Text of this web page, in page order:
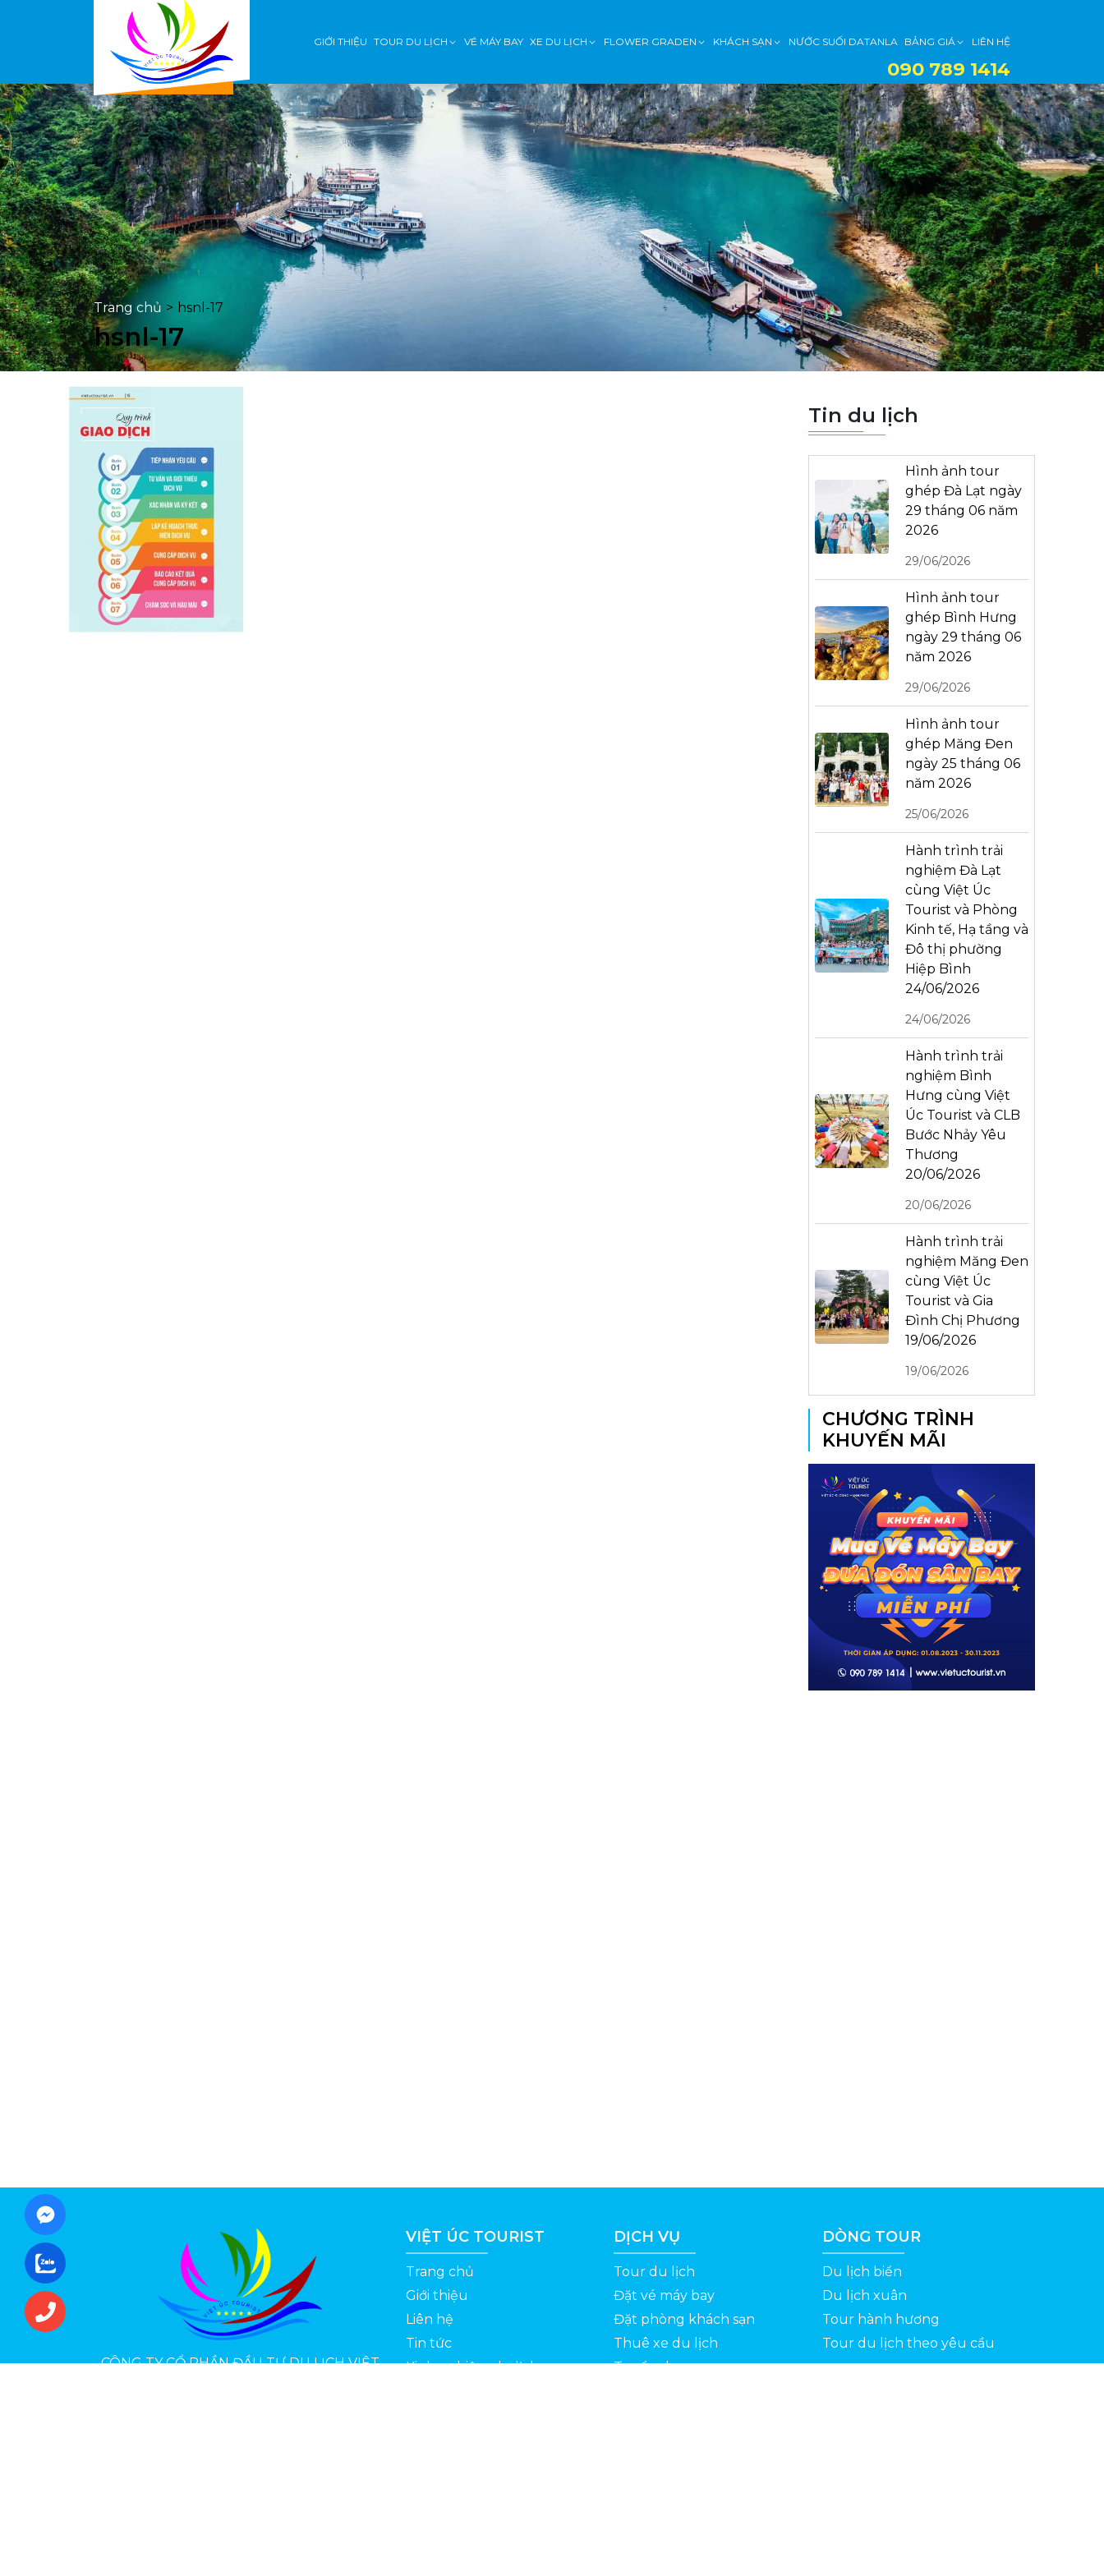
GIỚI THIỆU TOUR DU LỊCH VÉ MÁY BAY XE DU LỊCH FLOWER GRADEN KHÁCH SẠN NƯỚC SUỐI DATANLA BẢNG GIÁ LIÊN HỆ
090 789 1414
Trang chủ > hsnl-17
hsnl-17
Tin du lịch
Hình ảnh tour
ghép Đà Lạt ngày
29 tháng 06 năm
2026
29/06/2026
Hình ảnh tour
ghép Bình Hưng
ngày 29 tháng 06
năm 2026
29/06/2026
Hình ảnh tour
ghép Măng Đen
ngày 25 tháng 06
năm 2026
25/06/2026
Hành trình trải
nghiệm Đà Lạt
cùng Việt Úc
Tourist và Phòng
Kinh tế, Hạ tầng và
Đô thị phường
Hiệp Bình
24/06/2026
24/06/2026
Hành trình trải
nghiệm Bình
Hưng cùng Việt
Úc Tourist và CLB
Bước Nhảy Yêu
Thương
20/06/2026
20/06/2026
Hành trình trải
nghiệm Măng Đen
cùng Việt Úc
Tourist và Gia
Đình Chị Phương
19/06/2026
19/06/2026
CHƯƠNG TRÌNH
KHUYẾN MÃI
CÔNG TY CỔ PHẦN ĐẦU TƯ DU LỊCH VIỆT
VIỆT ÚC TOURIST
Trang chủ
Giới thiệu
Liên hệ
Tin tức
Kinh nghiệm du lịch
DỊCH VỤ
Tour du lịch
Đặt vé máy bay
Đặt phòng khách sạn
Thuê xe du lịch
Tuyển dụng
DÒNG TOUR
Du lịch biển
Du lịch xuân
Tour hành hương
Tour du lịch theo yêu cầu